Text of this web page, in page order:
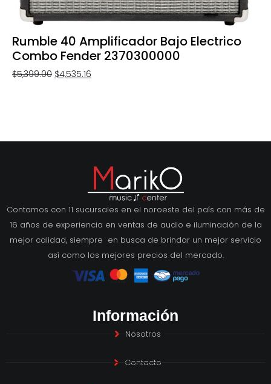
Rumble 40 Amplificador Bajo Electrico
Combo Fender 2370300000
$5,399.00 $4,535.16
Contamos con 11 sucursales en el noroeste del país con más de
16 años de experiencia en ventas de audio e iluminación de la
mejor calidad, siempre en busca de brindar un mejor servicio
así como los mejores precios del mercado.
Información
Nosotros
Contacto